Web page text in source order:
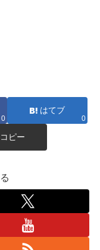
0
はてブ
0
コピー